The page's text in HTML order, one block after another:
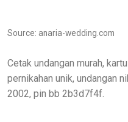
Source: anaria-wedding.com
Cetak undangan murah,
pernikahan unik, undangan
2002, pin bb 2b3d7f4f.